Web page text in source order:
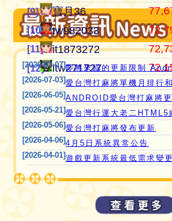
[9] it2967408
[10] i757724391
[11] 青陽子
[12] i339494808
[9] 寶月36
[10] tw982033
[11] it1873272
[12] itw271727
[9] 寶月36
[10] itw271727
[11] Ｆanny
[12] tw982033
[2026-07-07]即將來臨的更新限制
[2026-07-03]
[2026-06-05]ANDROID愛台灣打麻將
[2026-05-21]愛台灣行運大老二HTML5
[2026-05-06]愛台灣打麻將發布更新
[2026-04-06]4月5日系統異常公告
[2026-04-01]遊戲更新系統最低需求變更